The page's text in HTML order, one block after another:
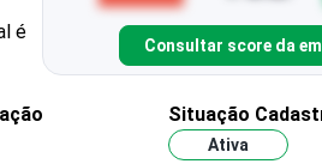
é
Consultar score da
Situação
Ativa